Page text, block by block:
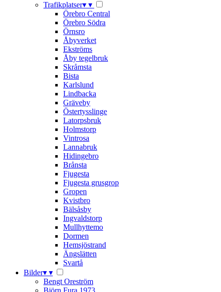
Trafikplatser▾ ▾
Örebro Central
Örebro Södra
Örnsro
Åbyverket
Ekströms
Åby tegelbruk
Skråmsta
Bista
Karlslund
Lindbacka
Gräveby
Östertysslinge
Latorpsbruk
Holmstorp
Vintrosa
Lannabruk
Hidingebro
Brånsta
Fjugesta
Fjugesta grusgrop
Gropen
Kvistbro
Bälsåsby
Ingvaldstorp
Mullhyttemo
Dormen
Hemsjöstrand
Ängslätten
Svartå
Bilder▾ ▾
Bengt Oreström
Björn Fura 1973